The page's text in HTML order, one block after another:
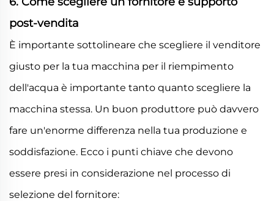
post-vendita
È importante sottolineare che scegliere il venditore
giusto per la tua macchina per il riempimento
dell'acqua è importante tanto quanto scegliere la
macchina stessa. Un buon produttore può davvero
fare un'enorme differenza nella tua produzione e
soddisfazione. Ecco i punti chiave che devono
essere presi in considerazione nel processo di
selezione del fornitore: